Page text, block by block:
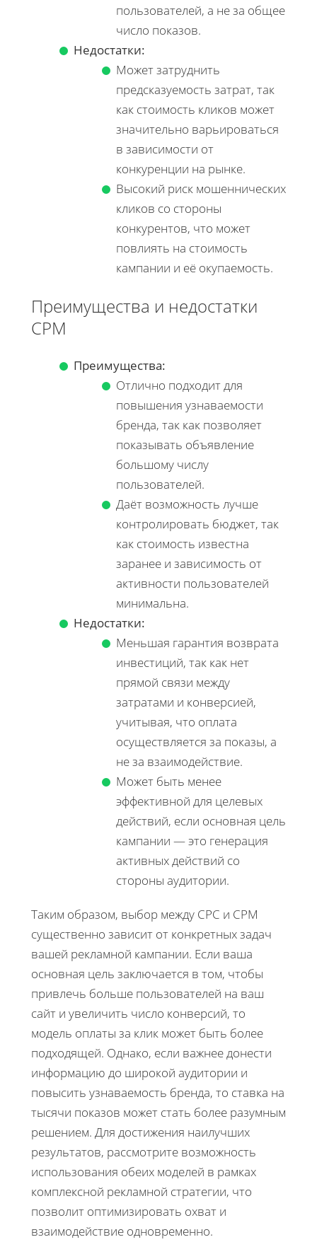
пользователей, а не за общее
число показов.
Недостатки:
Может затруднить
предсказуемость затрат, так
как стоимость кликов может
значительно варьироваться
в зависимости от
конкуренции на рынке.
Высокий риск мошеннических
кликов со стороны
конкурентов, что может
повлиять на стоимость
кампании и её окупаемость.
Преимущества и недостатки
CPM
Преимущества:
Отлично подходит для
повышения узнаваемости
бренда, так как позволяет
показывать объявление
большому числу
пользователей.
Даёт возможность лучше
контролировать бюджет, так
как стоимость известна
заранее и зависимость от
активности пользователей
минимальна.
Недостатки:
Меньшая гарантия возврата
инвестиций, так как нет
прямой связи между
затратами и конверсией,
учитывая, что оплата
осуществляется за показы, а
не за взаимодействие.
Может быть менее
эффективной для целевых
действий, если основная цель
кампании — это генерация
активных действий со
стороны аудитории.
Таким образом, выбор между CPC и CPM
существенно зависит от конкретных задач
вашей рекламной кампании. Если ваша
основная цель заключается в том, чтобы
привлечь больше пользователей на ваш
сайт и увеличить число конверсий, то
модель оплаты за клик может быть более
подходящей. Однако, если важнее донести
информацию до широкой аудитории и
повысить узнаваемость бренда, то ставка на
тысячи показов может стать более разумным
решением. Для достижения наилучших
результатов, рассмотрите возможность
использования обеих моделей в рамках
комплексной рекламной стратегии, что
позволит оптимизировать охват и
взаимодействие одновременно.